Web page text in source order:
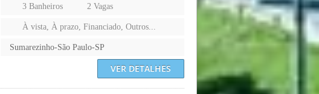
3 Banheiros
2 Vagas
À vista, À prazo, Financiado, Outros...
Sumarezinho-São Paulo-SP
VER DETALHES